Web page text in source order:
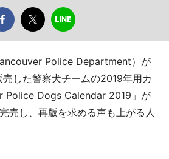
Police Department）が
した警察犬チームの2019年用カ
Police Dogs Calendar 2019」が
売し、再版を求める声も上がる人